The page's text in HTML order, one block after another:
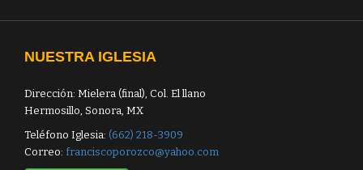
NUESTRA IGLESIA
Dirección: Mielera (final), Col. El llano
Hermosillo, Sonora, MX
Teléfono Iglesia: (662) 218-3909
Correo: franciscoporozco@yahoo.com